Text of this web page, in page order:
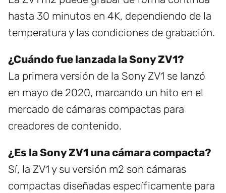
hasta 30 minutos en 4K, dependiendo de la
temperatura y las condiciones de grabación.
¿Cuándo fue lanzada la Sony ZV1?
La primera versión de la Sony ZV1 se lanzó
en mayo de 2020, marcando un hito en el
mercado de cámaras compactas para
creadores de contenido.
¿Es la Sony ZV1 una cámara compacta?
Sí, la ZV1 y su versión m2 son cámaras
compactas diseñadas específicamente para